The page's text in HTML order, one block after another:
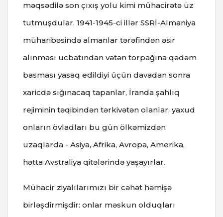
məqsədilə son çıxış yolu kimi mühacirətə üz
tutmuşdular. 1941-1945-ci illər SSRİ-Almaniya
müharibəsində almanlar tərəfindən əsir
alınması ucbatından vətən torpağına qədəm
basması yasaq edildiyi üçün davadan sonra
xaricdə sığınacaq tapanlar, İranda şahlıq
rejiminin təqibindən tərkivətən olanlar, yaxud
onların övladları bu gün ölkəmizdən
uzaqlarda - Asiya, Afrika, Avropa, Amerika,
hətta Avstraliya qitələrində yaşayırlar.
Mühacir ziyalılarımızı bir cəhət həmişə
birləşdirmişdir: onlar məskun olduqları